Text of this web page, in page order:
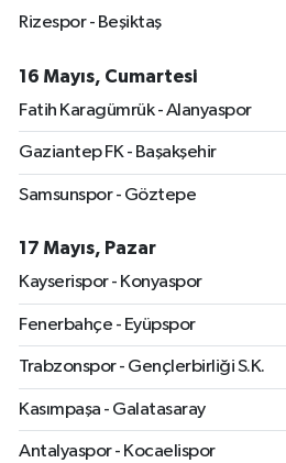
Rizespor - Beşiktaş
16 Mayıs, Cumartesi
Fatih Karagümrük - Alanyaspor
Gaziantep FK - Başakşehir
Samsunspor - Göztepe
17 Mayıs, Pazar
Kayserispor - Konyaspor
Fenerbahçe - Eyüpspor
Trabzonspor - Gençlerbirliği S.K.
Kasımpaşa - Galatasaray
Antalyaspor - Kocaelispor